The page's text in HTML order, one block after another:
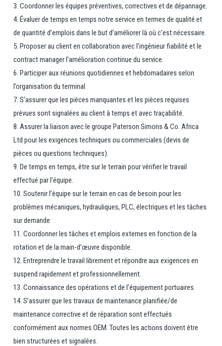
3. Coordonner les équipes préventives, correctives et de dépannage.
4. Évaluer de temps en temps notre service en termes de qualité et
de quantité d’emplois dans le but d’améliorer là où c’est nécessaire.
5. Proposer au client en collaboration avec l’ingénieur fiabilité et le
contract manager l’amélioration continue du service.
6. Participer aux réunions quotidiennes et hebdomadaires selon
l’organisation du terminal
7. S’assurer que les pièces manquantes et les pièces requises
prévues sont signalées au client à temps et avec traçabilité.
8. Assurer la liaison avec le groupe Paterson Simons & Co. Africa
Ltd pour les exigences techniques ou commerciales (devis de
pièces ou questions techniques).
9. De temps en temps, être sur le terrain pour vérifier le travail
effectué par l’équipe.
10. Soutenir l’équipe sur le terrain en cas de besoin pour les
problèmes mécaniques, hydrauliques, PLC, électriques et les tâches
sur demande.
11. Coordonner les tâches et emplois externes en fonction de la
rotation et de la main-d’œuvre disponible.
12. Entreprendre le travail librement et répondre aux exigences en
suspend rapidement et professionnellement.
13. Connaissance des opérations et de l’équipement portuaires.
14. S’assurer que les travaux de maintenance planifiée/de
maintenance corrective et de réparation sont effectués
conformément aux normes OEM. Toutes les actions doivent être
bien structurées et signalées.